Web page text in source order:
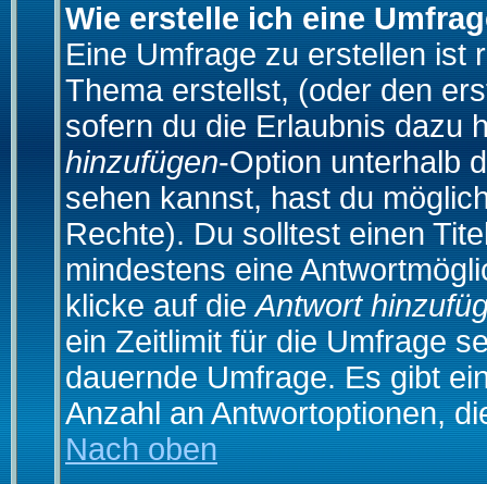
Wie erstelle ich eine
Eine Umfrage zu erstellen ist
Thema erstellst, (oder den
sofern du die Erlaubnis dazu
hinzufügen-Option unterhalb
sehen kannst, hast du
Rechte). Du solltest einen
mindestens eine
klicke auf dieAntwort
ein Zeitlimit für die Umfrage
dauernde Umfrage. Es gibt
Anzahl an Antwortoptionen,
Nach oben